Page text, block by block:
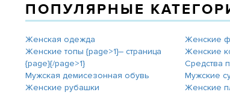
ПОПУЛЯРНЫЕ
Женская одежда
Женские топы {page>1}― страница
{page}{/page>1}
Мужская демисезонная обувь
Женские рубашки
Женские
Женские
Средства
Мужские
Женские